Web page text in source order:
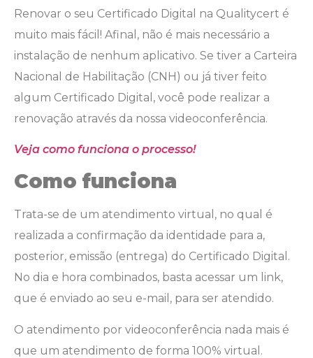
Renovar o seu Certificado Digital na Qualitycert é
muito mais fácil! Afinal, não é mais necessário a
instalação de nenhum aplicativo. Se tiver a Carteira
Nacional de Habilitação (CNH) ou já tiver feito
algum Certificado Digital, você pode realizar a
renovação através da nossa videoconferência.
Veja como funciona o processo!
Como funciona
Trata-se de um atendimento virtual, no qual é
realizada a confirmação da identidade para a,
posterior, emissão (entrega) do Certificado Digital.
No dia e hora combinados, basta acessar um link,
que é enviado ao seu e-mail, para ser atendido.
O atendimento por videoconferência nada mais é
que um atendimento de forma 100% virtual.